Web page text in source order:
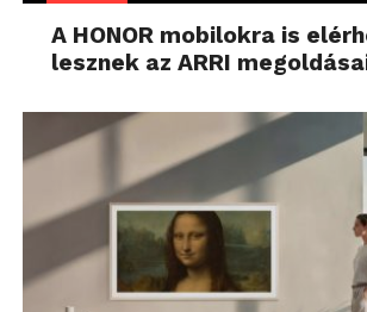
A HONOR mobilokra is
lesznek az ARRI